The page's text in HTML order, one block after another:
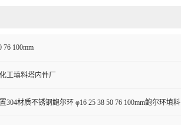
76 100mm
工填料塔内件厂
304材质不锈钢鲍尔环 φ16 25 38 50 76 100mm鲍尔环填料